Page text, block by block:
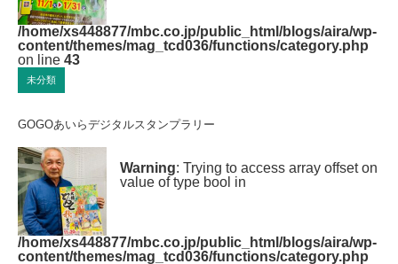
/home/xs448877/mbc.co.jp/public_html/blogs/aira/wp-
content/themes/mag_tcd036/functions/category.php
on line 43
未分類
GOGOあいらデジタルスタンプラリー
Warning: Trying to access array offset on
value of type bool in
/home/xs448877/mbc.co.jp/public_html/blogs/aira/wp-
content/themes/mag_tcd036/functions/category.php